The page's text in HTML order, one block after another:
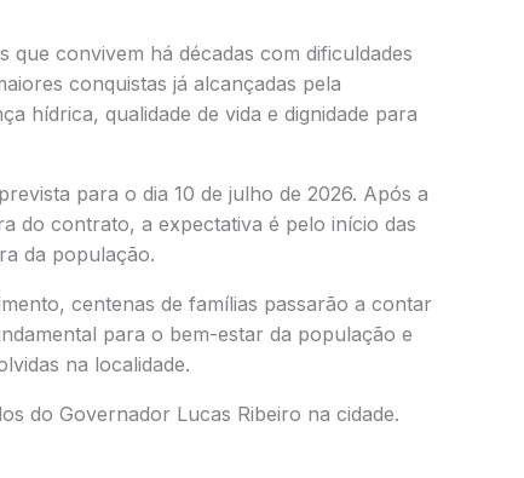
convivem há décadas com dificuldades
conquistas já alcançadas pela
hídrica, qualidade de vida e dignidade para
para o dia 10 de julho de 2026. Após a
do contrato, a expectativa é pelo início das
da população.
centenas de famílias passarão a contar
para o bem-estar da população e
na localidade.
do Governador Lucas Ribeiro na cidade.